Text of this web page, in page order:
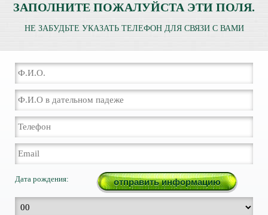
ЗАПОЛНИТЕ ПОЖАЛУЙСТА ЭТИ ПОЛЯ.
НЕ ЗАБУДЬТЕ УКАЗАТЬ ТЕЛЕФОН ДЛЯ СВЯЗИ С ВАМИ
Дата рождения: